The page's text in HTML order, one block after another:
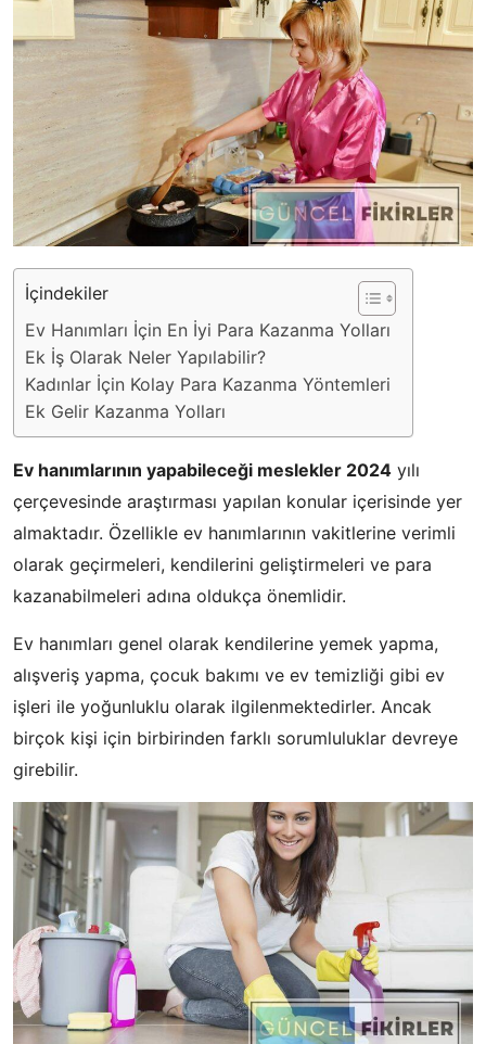
İçindekiler
Ev Hanımları İçin En İyi Para Kazanma Yolları
Ek İş Olarak Neler Yapılabilir?
Kadınlar İçin Kolay Para Kazanma Yöntemleri
Ek Gelir Kazanma Yolları
Ev hanımlarının yapabileceği meslekler 2024 yılı
çerçevesinde araştırması yapılan konular içerisinde yer
almaktadır. Özellikle ev hanımlarının vakitlerine verimli
olarak geçirmeleri, kendilerini geliştirmeleri ve para
kazanabilmeleri adına oldukça önemlidir.
Ev hanımları genel olarak kendilerine yemek yapma,
alışveriş yapma, çocuk bakımı ve ev temizliği gibi ev
işleri ile yoğunluklu olarak ilgilenmektedirler. Ancak
birçok kişi için birbirinden farklı sorumluluklar devreye
girebilir.